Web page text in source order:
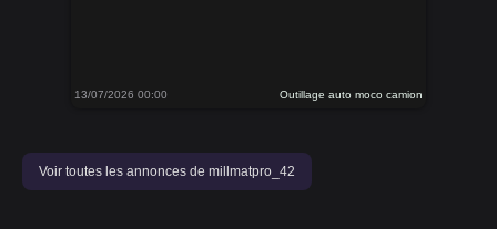
13/07/2026 00:00 Outillage auto moco camion
Voir toutes les annonces de millmatpro_42